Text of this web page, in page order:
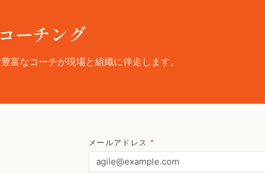
ーチング
富なコーチが現場と組織に伴走します。
メールアドレス *